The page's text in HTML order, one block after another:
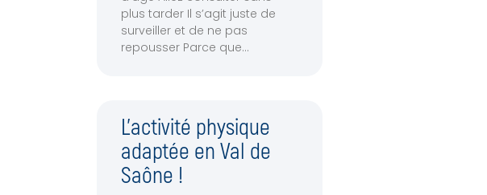
plus tarder Il s’agit juste de
surveiller et de ne pas
repousser Parce que
L’activité physique
adaptée en Val de
Saône !